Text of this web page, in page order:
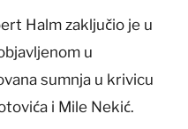
Halm zaključio je u
u
sumnja u krivicu
i Mile Nekić.